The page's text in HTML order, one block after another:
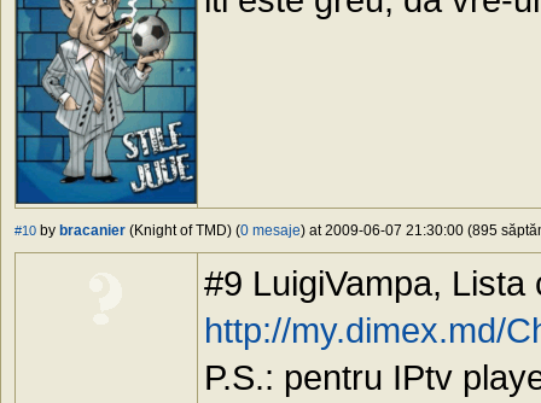
#10 by bracanier (Knight of TMD) (0 mesaje) at 2009-06-07 21:30:00 (895
#9 LuigiVampa,
http://my.dimex.md/
P.S.: pentru IPtv